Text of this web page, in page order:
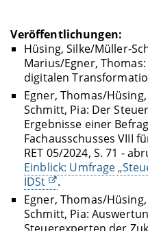
Veröffentlichungen:
Hüsing, Silke/Müller-
Marius/Egner,
digitalen
Egner, Thomas/
Schmitt, Pia: Der
Ergebnisse einer
Fachausschusses VIII
RET 05/2024, S. 71 -
Einblick: Umfrage
IDSt
.
Egner, Thomas/
Schmitt, Pia: